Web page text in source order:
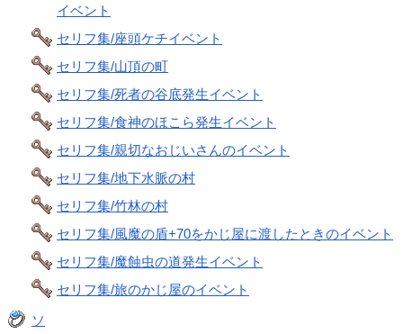
イベント
セリフ集/座頭ケチイベント
セリフ集/山頂の町
セリフ集/死者の谷底発生イベント
セリフ集/食神のほこら発生イベント
セリフ集/親切なおじいさんのイベント
セリフ集/地下水脈の村
セリフ集/竹林の村
セリフ集/風魔の盾+70をかじ屋に渡したときのイベント
セリフ集/魔蝕虫の道発生イベント
セリフ集/旅のかじ屋のイベント
ソ